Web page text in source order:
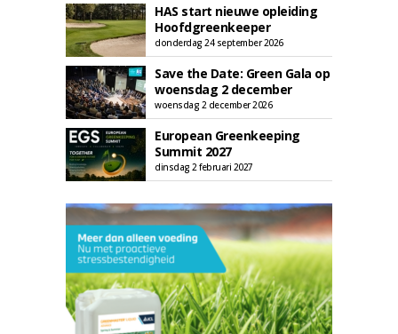
HAS start nieuwe opleiding
Hoofdgreenkeeper
donderdag 24 september 2026
Save the Date: Green Gala op
woensdag 2 december
woensdag 2 december 2026
European Greenkeeping
Summit 2027
dinsdag 2 februari 2027